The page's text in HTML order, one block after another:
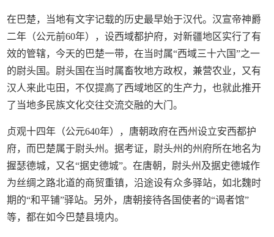
在巴楚，当地有文字记载的历史最早始于汉代。汉宣帝神爵
二年（公元前60年），设西域都护府，对新疆地区实行了有
效的管辖，今天的巴楚一带，在当时属“西域三十六国”之一
的尉头国。尉头国在当时属畜牧地方政权，兼营农业，又有
汉人来此屯田，不仅提高了西域地区的生产力，也就此推开
了当地多民族文化交往交流交融的大门。
贞观十四年（公元640年），唐朝政府在西州设立安西都护
府，而巴楚属于尉头州。据考证，尉头州的州府所在地名为
握瑟德城，又名“据史德城”。在唐朝，尉头州及据史德城作
为丝绸之路北道的商贸重镇，沿途设有众多驿站，如北魏时
期的“和平铺”驿站。另外，唐朝接待各国使者的“谒者馆”
等，都在如今巴楚县境内。